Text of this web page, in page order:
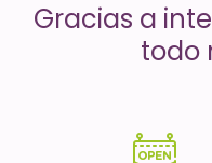
oro
Gracias a
todo